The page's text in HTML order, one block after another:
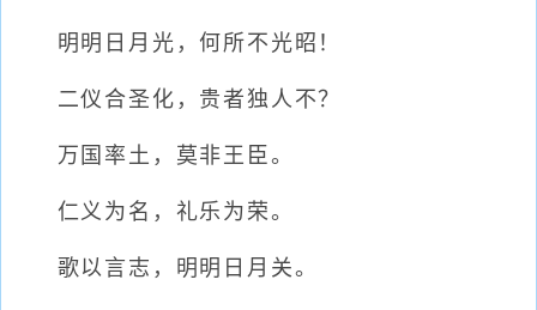
明明日月光，何所不光昭！
二仪合圣化，贵者独人不？
万国率土，莫非王臣。
仁义为名，礼乐为荣。
歌以言志，明明日月关。